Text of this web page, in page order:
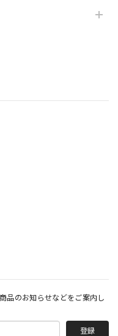
品のお知らせなどをご案内し
登録